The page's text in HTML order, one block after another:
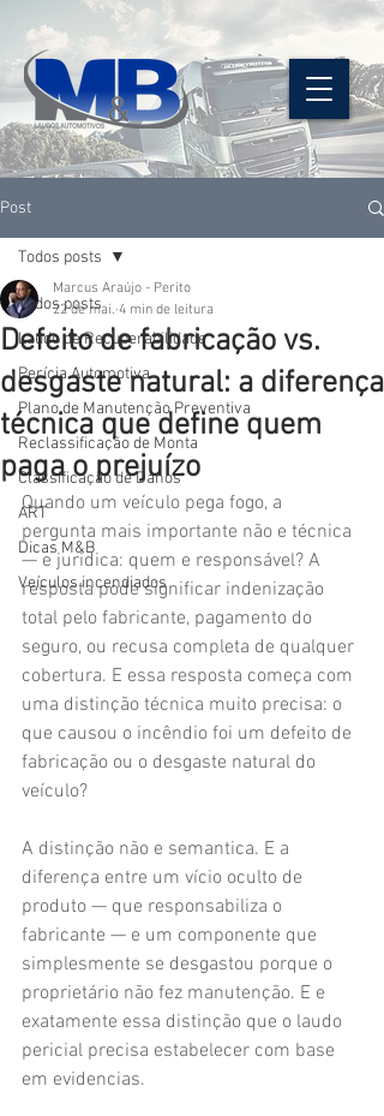
Post
Todos posts
Laudo de Recuperabilidade
Perícia Automotiva
Plano de Manutenção Preventiva
Reclassificação de Monta
Classificação de Danos
ART
Dicas M&B
Veículos incendiados
Todos posts
Defeito de fabricação vs.
desgaste natural: a diferença
técnica que define quem
paga o prejuízo
Marcus Araújo - Perito
22 de mai. 4 min de leitura
Quando um veículo pega fogo, a
pergunta mais importante não e técnica
— e juridica: quem e responsável? A
resposta pode significar indenização
total pelo fabricante, pagamento do
seguro, ou recusa completa de qualquer
cobertura. E essa resposta começa com
uma distinção técnica muito precisa: o
que causou o incêndio foi um defeito de
fabricação ou o desgaste natural do
veículo?
A distinção não e semantica. E a
diferença entre um vício oculto de
produto — que responsabiliza o
fabricante — e um componente que
simplesmente se desgastou porque o
proprietário não fez manutenção. E e
exatamente essa distinção que o laudo
pericial precisa estabelecer com base
em evidencias.